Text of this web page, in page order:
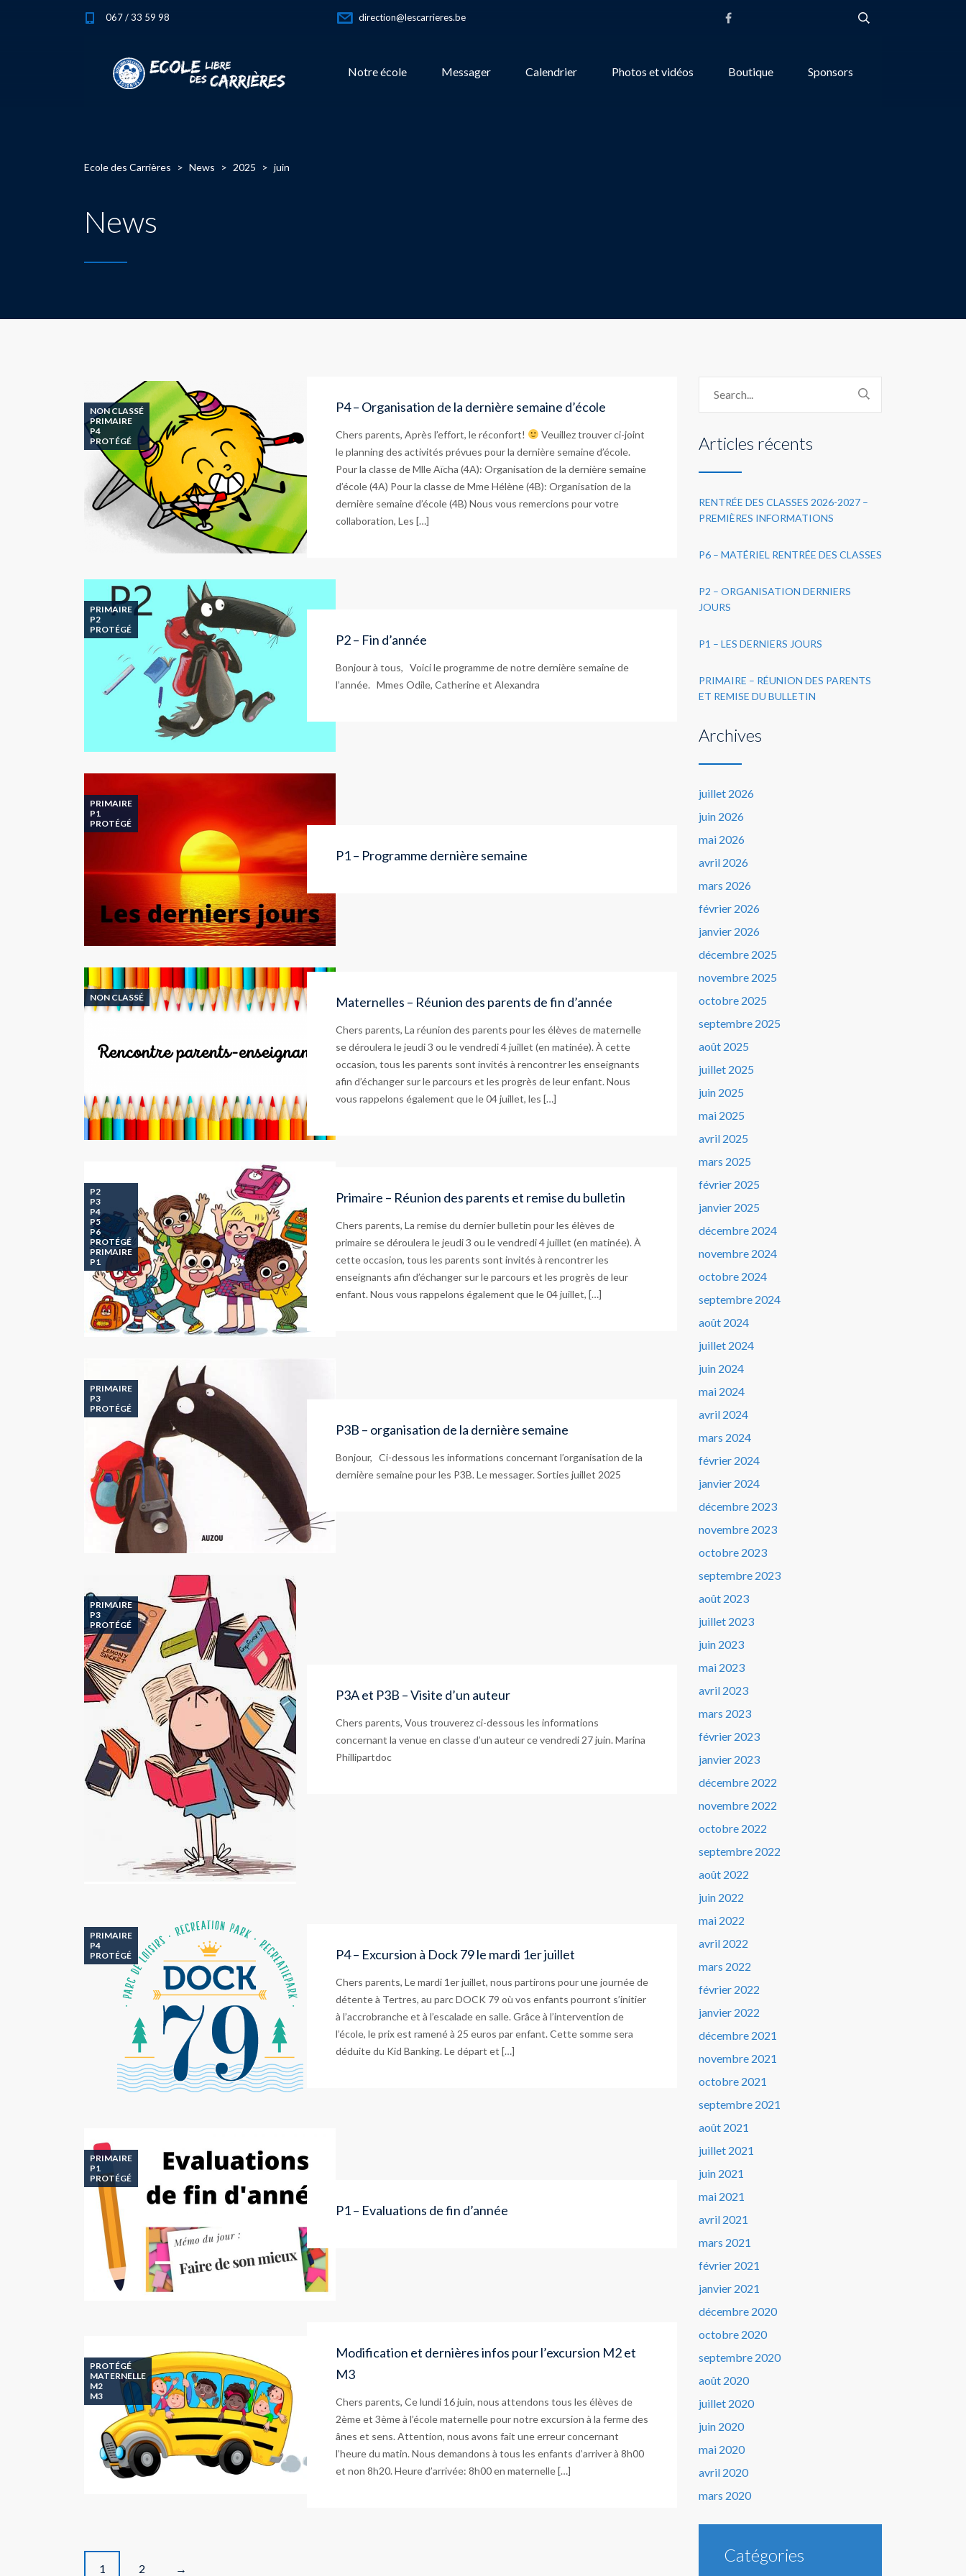
067 / 33 59 98 direction@lescarrieres.be
Notre école Messager Calendrier Photos et vidéos Boutique Sponsors
Ecole des Carrières > News > 2025 > juin
News
NON CLASSÉ
PRIMAIRE
P4
PROTÉGÉ
P4 – Organisation de la dernière semaine d’école
Chers parents, Après l’effort, le réconfort!
Veuillez trouver ci-joint
le planning des activités prévues pour la dernière semaine d’école.
Pour la classe de Mlle Aïcha (4A): Organisation de la dernière semaine
d’école (4A) Pour la classe de Mme Hélène (4B): Organisation de la
dernière semaine d’école (4B) Nous vous remercions pour votre
collaboration, Les […]
PRIMAIRE
P2
PROTÉGÉ
P2 – Fin d’année
Bonjour à tous, Voici le programme de notre dernière semaine de
l’année. Mmes Odile, Catherine et Alexandra
PRIMAIRE
P1
PROTÉGÉ
P1 – Programme dernière semaine
NON CLASSÉ Maternelles – Réunion des parents de fin d’année
Chers parents, La réunion des parents pour les élèves de maternelle
se déroulera le jeudi 3 ou le vendredi 4 juillet (en matinée). À cette
occasion, tous les parents sont invités à rencontrer les enseignants
afin d’échanger sur le parcours et les progrès de leur enfant. Nous
vous rappelons également que le 04 juillet, les […]
P2
P3
P4
P5
P6
PROTÉGÉ
PRIMAIRE
P1
Primaire – Réunion des parents et remise du bulletin
Chers parents, La remise du dernier bulletin pour les élèves de
primaire se déroulera le jeudi 3 ou le vendredi 4 juillet (en matinée). À
cette occasion, tous les parents sont invités à rencontrer les
enseignants afin d’échanger sur le parcours et les progrès de leur
enfant. Nous vous rappelons également que le 04 juillet, […]
PRIMAIRE
P3
PROTÉGÉ
P3B – organisation de la dernière semaine
Bonjour, Ci-dessous les informations concernant l’organisation de la
dernière semaine pour les P3B. Le messager. Sorties juillet 2025
PRIMAIRE
P3
PROTÉGÉ
P3A et P3B – Visite d’un auteur
Chers parents, Vous trouverez ci-dessous les informations
concernant la venue en classe d’un auteur ce vendredi 27 juin. Marina
Phillipartdoc
PRIMAIRE
P4
PROTÉGÉ
P4 – Excursion à Dock 79 le mardi 1er juillet
Chers parents, Le mardi 1er juillet, nous partirons pour une journée de
détente à Tertres, au parc DOCK 79 où vos enfants pourront s’initier
à l’accrobranche et à l’escalade en salle. Grâce à l’intervention de
l’école, le prix est ramené à 25 euros par enfant. Cette somme sera
déduite du Kid Banking. Le départ et […]
PRIMAIRE
P1
PROTÉGÉ
P1 – Evaluations de fin d’année
PROTÉGÉ
MATERNELLE
M2
M3
Modification et dernières infos pour l’excursion M2 et
M3
Chers parents, Ce lundi 16 juin, nous attendons tous les élèves de
2ème et 3ème à l’école maternelle pour notre excursion à la ferme des
ânes et sens. Attention, nous avons fait une erreur concernant
l’heure du matin. Nous demandons à tous les enfants d’arriver à 8h00
et non 8h20. Heure d’arrivée: 8h00 en maternelle […]
P1 2 →
Articles récents
RENTRÉE DES CLASSES 2026-2027 –
PREMIÈRES INFORMATIONS
P6 – MATÉRIEL RENTRÉE DES CLASSES
P2 – ORGANISATION DERNIERS
JOURS
P1 – LES DERNIERS JOURS
PRIMAIRE – RÉUNION DES PARENTS
ET REMISE DU BULLETIN
Archives
juillet 2026
juin 2026
mai 2026
avril 2026
mars 2026
février 2026
janvier 2026
décembre 2025
novembre 2025
octobre 2025
septembre 2025
août 2025
juillet 2025
juin 2025
mai 2025
avril 2025
mars 2025
février 2025
janvier 2025
décembre 2024
novembre 2024
octobre 2024
septembre 2024
août 2024
juillet 2024
juin 2024
mai 2024
avril 2024
mars 2024
février 2024
janvier 2024
décembre 2023
novembre 2023
octobre 2023
septembre 2023
août 2023
juillet 2023
juin 2023
mai 2023
avril 2023
mars 2023
février 2023
janvier 2023
décembre 2022
novembre 2022
octobre 2022
septembre 2022
août 2022
juin 2022
mai 2022
avril 2022
mars 2022
février 2022
janvier 2022
décembre 2021
novembre 2021
octobre 2021
septembre 2021
août 2021
juillet 2021
juin 2021
mai 2021
avril 2021
mars 2021
février 2021
janvier 2021
décembre 2020
octobre 2020
septembre 2020
août 2020
juillet 2020
juin 2020
mai 2020
avril 2020
mars 2020
Catégories